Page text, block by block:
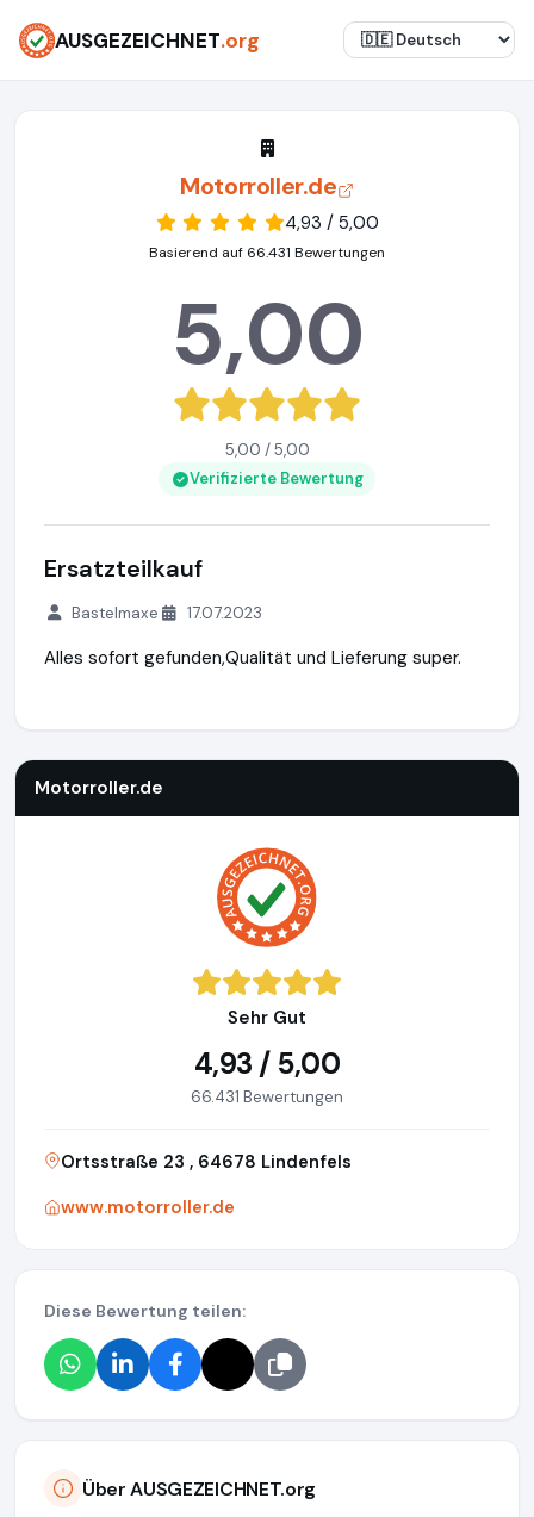
AUSGEZEICHNET.org
Motorroller.de
4,93 / 5,00
Basierend auf 66.431 Bewertungen
5,00
5,00 / 5,00
Verifizierte Bewertung
Ersatzteilkauf
Bastelmaxe 17.07.2023
Alles sofort gefunden,Qualität und Lieferung super.
Motorroller.de
Sehr Gut
4,93 / 5,00
66.431 Bewertungen
Ortsstraße 23 , 64678 Lindenfels
www.motorroller.de
Diese Bewertung teilen:
Über AUSGEZEICHNET.org